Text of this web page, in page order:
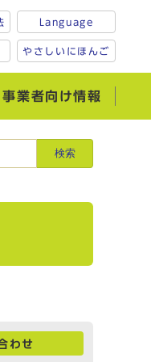
Language
やさしいにほんご
事業者向け情報
検索
わせ